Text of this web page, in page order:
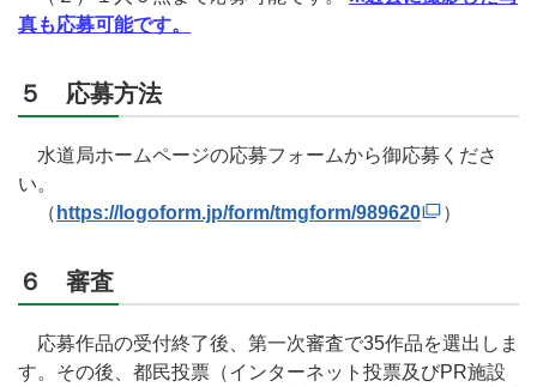
真も応募可能です。
５ 応募方法
水道局ホームページの応募フォームから御応募くださ
い。
（ https://logoform.jp/form/tmgform/989620 ）
６ 審査
応募作品の受付終了後、第一次審査で35作品を選出しま
す。その後、都民投票（インターネット投票及びPR施設